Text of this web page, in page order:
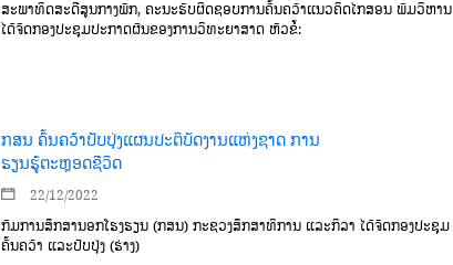
ສະພາທິດສະດີສູນກາງພັກ, ຄະນະຮັບຜິດຊອບການຄົ້ນຄວ້າແນວຄິດໄກສອນ ພົມວິຫານ
ໄດ້ຈັດກອງປະຊຸມປະກາດຜົນຂອງການວິທະຍາສາດ ຫົວຂໍ້:
ກສນ ຄົ້ນຄວ້າປັບປຸ່ງແຜນປະຕິບັດງານແຫ່ງຊາດ ການ
ຮຽນຮູ້ຕະຫຼອດຊີວິດ
22/12/2022
ກົມການສຶກສານອກໂຮງຮຽນ (ກສນ) ກະຊວງສຶກສາທິການ ແລະກິລາ ໄດ້ຈັດກອງປະຊຸມ
ຄົ້ນຄວ້າ ແລະປັບປຸ່ງ (ຮ່າງ)